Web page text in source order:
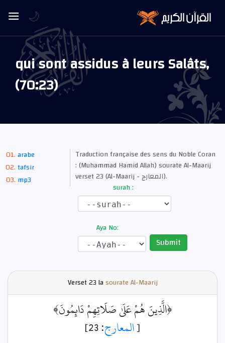
qui sont assidus à leurs Salâts,
(70:23)
arabe
tafsir
mp3
Traduction française des sens du Noble Coran
: (Muhammad Hamid Allah) sourate Al-Maarij
verset 23 (Al-Maarij - المعارج).
surah :
Aya No:
Submit
Verset23 lasourate Al-Maarij
﴿الَّذِينَ هُمْ عَلَىٰ صَلَاتِهِمْ دَائِمُونَ﴾
[المعارج: 23]
🌙